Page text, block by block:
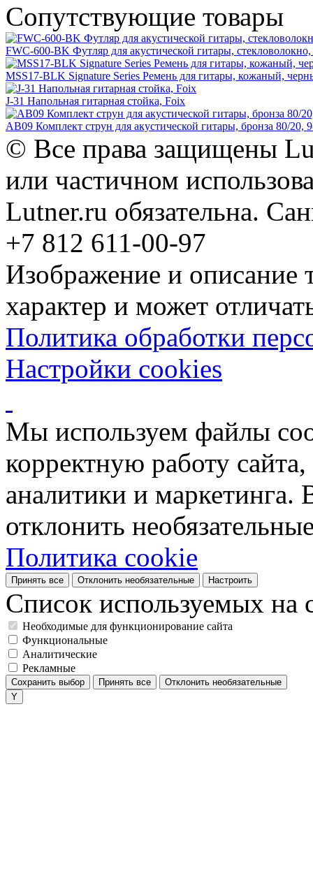
Сопутствующие товары
FWC-600-BK Футляр для акустической гитары,
MSS17-BLK Signature Series Ремень для гитары, кожаный,
J-31 Напольная гитарная стойка, Foix
AB09 Комплект струн для акустической гитары, бронза 80/20,
© Все права защищены
или частичном
Lutner.ru обязательна.
+7 812 611-00-97
Изображение и описание
характер и может
Политика обработки
Настройки cookies
Мы используем файлы
корректную работу
аналитики и
отклонить
Политика cookie
Принять все Отклонить необязательные Настроить
Список используемых на
Необходимые для функционирование сайта
Функциональные
Аналитические
Рекламные
Сохранить выбор Принять все Отклонить необязательные